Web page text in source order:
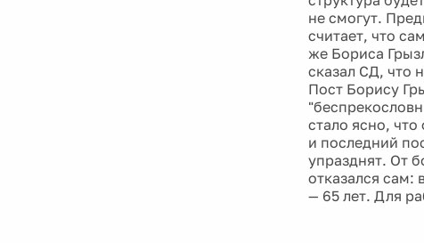
не смогут.
считает, что
же Бориса
сказал СД, что
Пост Борису
стало ясно,
и последний
упразднят. От
отказался сам:
— 65 лет. Для